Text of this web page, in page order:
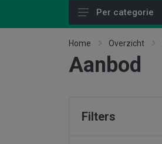
Alle producten
Land
Type product
Per categorie
Home Overzicht
Aanbod
Filters